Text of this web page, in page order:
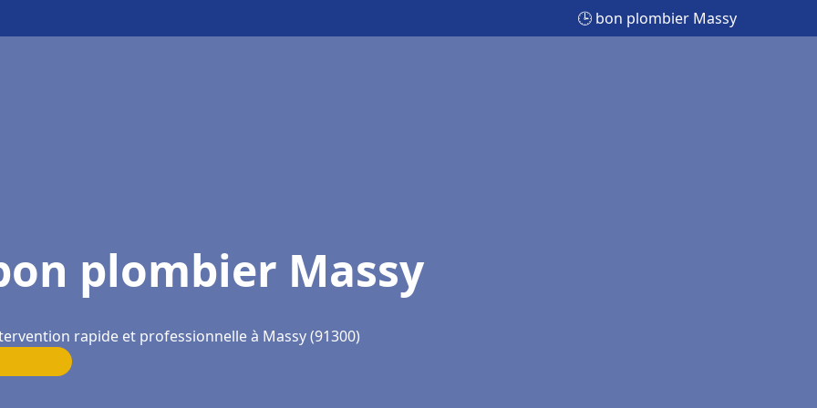
🕒 bon plombier Massy
plombier Massy
rapide et professionnelle à Massy (91300)